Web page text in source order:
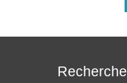
Recherche